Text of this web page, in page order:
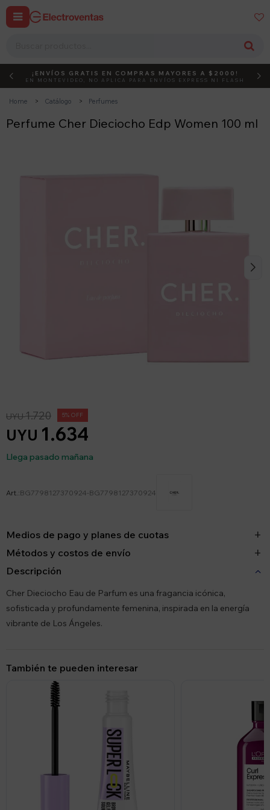
 
DEBUT ACTIVÁ EL CÓDIGO
¡ENVÍOS GRATIS EN COMPRAS MAYORES A $2000!
EN MONTEVIDEO, NO APLICA PARA ENVÍOS EXPRESS NI FLASH
Home Catálogo Perfumes
Perfume Cher Dieciocho Edp Women 100 ml
UYU 1.634
UYU1.720 5
Llega pasado mañana
BG7798127370924-BG7798127370924
Medios de pago y planes de cuotas
Métodos y costos de envío
Descripción
Cher Dieciocho Eau de Parfum es una fragancia icónica,
sofisticada y profundamente femenina, inspirada en la energía
vibrante de Los Ángeles.
También te pueden interesar